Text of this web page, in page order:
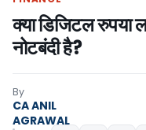
क्या डिजिटल रुपया
नोटबंदी है?
By
CA ANIL
AGRAWAL